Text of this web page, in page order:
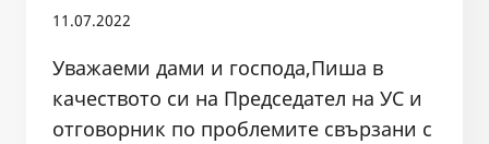
11.07.2022
Уважаеми дами и господа,Пиша в
качеството си на Председател на УС и
отговорник по проблемите свързани с